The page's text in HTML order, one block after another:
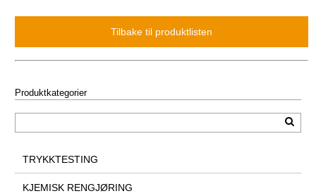
Produktkategorier
TRYKKTESTING
KJEMISK RENGJØRING